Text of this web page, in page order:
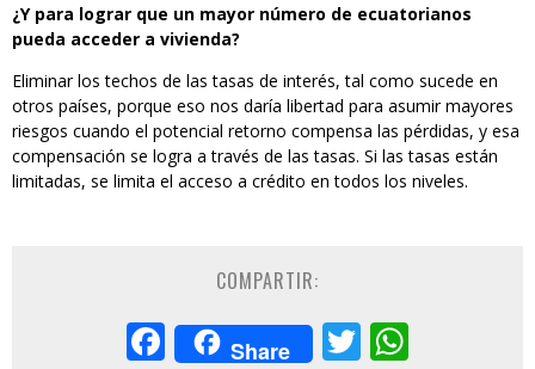
¿Y para lograr que un mayor número de ecuatorianos
pueda acceder a vivienda?
Eliminar los techos de las tasas de interés, tal como sucede en
otros países, porque eso nos daría libertad para asumir mayores
riesgos cuando el potencial retorno compensa las pérdidas, y esa
compensación se logra a través de las tasas. Si las tasas están
limitadas, se limita el acceso a crédito en todos los niveles.
COMPARTIR:
Facebook
Share Twitter